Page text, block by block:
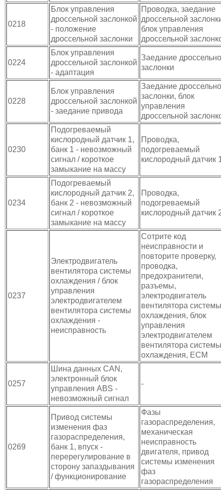
0218
Блок управления
дроссельной заслонкой
- положение
дроссельной заслонки
Проводка, заедание
дроссельной
блок управления
дроссельной
0224
Блок управления
дроссельной заслонкой
- адаптация
Заедание
заслонки
0228
Блок управления
дроссельной заслонкой
- заедание привода
Заедание
заслонки, блок
управления
дроссельной
0230
Подогреваемый
кислородный датчик 1,
банк 1 - невозможный
сигнал / короткое
замыкание на массу
Проводка,
подогреваемый
кислородный датчик
0234
Подогреваемый
кислородный датчик 2,
банк 2 - невозможный
сигнал / короткое
замыкание на массу
Проводка,
подогреваемый
кислородный датчик
0237
Электродвигатель
вентилятора системы
охлаждения / блок
управления
электродвигателем
вентилятора системы
охлаждения -
неисправность
Сотрите код
неисправности и
повторите проверку,
проводка,
предохранители,
разъемы,
электродвигатель
вентилятора системы
охлаждения, блок
управления
электродвигателем
вентилятора системы
охлаждения, ЕСМ
0257
Шина данных CAN,
электронный блок
управления ABS -
невозможный сигнал
-
0269
Привод системы
изменения фаз
газораспределения,
банк 1, впуск -
перерегулирование в
сторону запаздывания
/ функционирование
Фазы
газораспределения,
механическая
неисправность
двигателя, привод
системы изменения
фаз
газораспределения